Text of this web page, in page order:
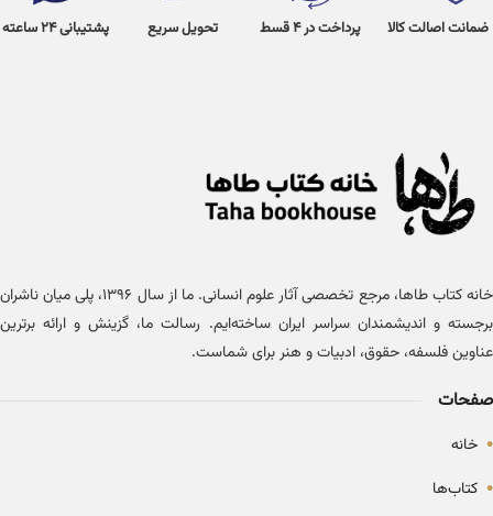
ضمانت اصالت کالا پرداخت در 4 قسط تحویل سریع پشتیبانی 24 ساعته
خانه کتاب طاها، مرجع تخصصی آثار علوم انسانی. ما از سال ۱۳۹۶، پلی میان ناشران
برجسته و اندیشمندان سراسر ایران ساخته‌ایم. رسالت ما، گزینش و ارائه برترین
عناوین فلسفه، حقوق، ادبیات و هنر برای شماست.
صفحات
• خانه
• کتاب‌ها